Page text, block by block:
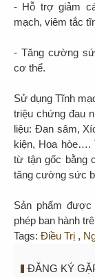
- Hỗ trợ giảm
mạch, viêm tắc
- Tăng cường
cơ thể.
Sử dụng Tĩnh
triệu chứng đau
liệu: Đan sâm,
kiện, Hoa hòe….
từ tận gốc bằng
tăng cường sức
Sản phẩm
phép ban hành
Tags: Điều Trị ,
ĐĂNG KÝ